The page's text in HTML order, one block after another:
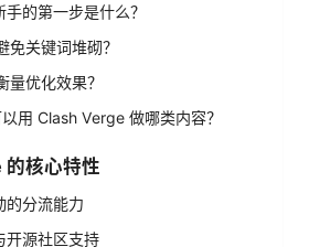
手的第一步是什么？
免关键词堆砌？
量优化效果？
用 Clash Verge 做哪类内容？
核心特性
的分流能力
开源社区支持